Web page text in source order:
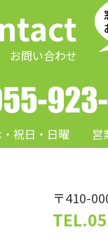
お問い合わせ
・祝日・日曜 営
〒410-